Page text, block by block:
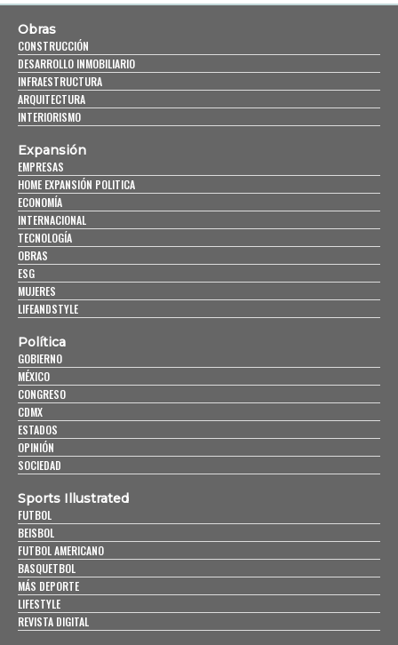
Obras
CONSTRUCCIÓN
DESARROLLO INMOBILIARIO
INFRAESTRUCTURA
ARQUITECTURA
INTERIORISMO
Expansión
EMPRESAS
HOME EXPANSIÓN POLITICA
ECONOMÍA
INTERNACIONAL
TECNOLOGÍA
OBRAS
ESG
MUJERES
LIFEANDSTYLE
Política
GOBIERNO
MÉXICO
CONGRESO
CDMX
ESTADOS
OPINIÓN
SOCIEDAD
Sports Illustrated
FUTBOL
BEISBOL
FUTBOL AMERICANO
BASQUETBOL
MÁS DEPORTE
LIFESTYLE
REVISTA DIGITAL